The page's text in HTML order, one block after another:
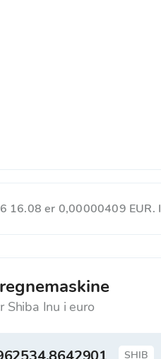
16.08 er 0,00000409
Shiba Inu i euro
SHIB